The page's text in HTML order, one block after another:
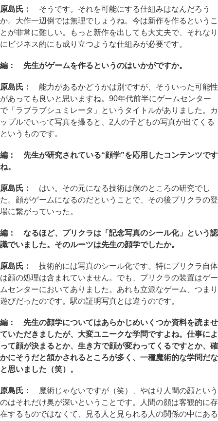
原島氏：
そうです。それを可能にする仕組みはなんだろう
か。大作一辺倒では無理でしょうね。今は新作を作るというこ
とが非常に難しい。もっと新作を出しても大丈夫で、それなり
にビジネス的にも成り立つような仕組みが必要です。
編： 先生がゲームを作るというのはいかがですか。
原島氏：
能力があるかどうかは別ですが、そういった可能性
があっても良いと思いますね。90年代前半にゲームセンター
で「ラブラブシュミレータ」というタイトルがありました。カ
ップルでいって写真を撮ると、2人の子どもの写真が出てくる
というものです。
編： 先生が研究されている“顔学”を応用したコンテンツです
ね。
原島氏：
はい。その元になる技術は僕のところの研究でし
た。顔がゲームになるのだということで、その後プリクラの登
場に繋がっていった。
編： なるほど、プリクラは「記念写真のシール化」という認
識でいました。そのルーツは先生の顔学でしたか。
原島氏：
技術的には写真のシール化です。特にプリクラ自体
は顔の処理は含まれていません。でも、プリクラの装置はゲー
ムセンターにおいてありました。あれも立派なゲーム、つまり
遊びだったのです。駅の証明写真とは違うのです。
編： 先生の顔学についてはあらかじめいくつか資料を読ませ
ていただきましたが、大変ユニークな学問ですよね。仕事によ
って顔が決まるとか、生き方で顔が変わってくるですとか、確
かにそうだと頷かされるところが多く、一種魔術的な学問だな
と思いました（笑）。
原島氏：
魔術じゃないですが（笑）、やはり人間の顔という
のはそれだけ奥が深いということです。人間の顔は客観的に存
在するものではなくて、見る人と見られる人の関係の中にある